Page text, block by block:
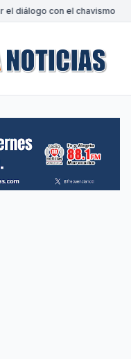
el diálogo con el chavismo